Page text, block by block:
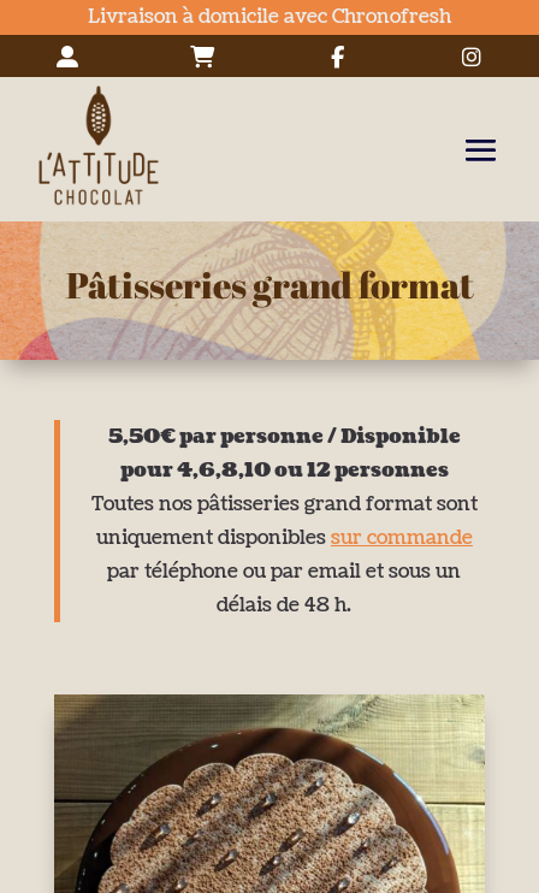
Livraison à domicile avec Chronofresh
Pâtisseries grand format
5,50€ par personne / Disponible
pour 4,6,8,10 ou 12 personnes
Toutes nos pâtisseries grand format sont
uniquement disponiblessur commande
par téléphone ou par email et sous un
délais de 48 h.